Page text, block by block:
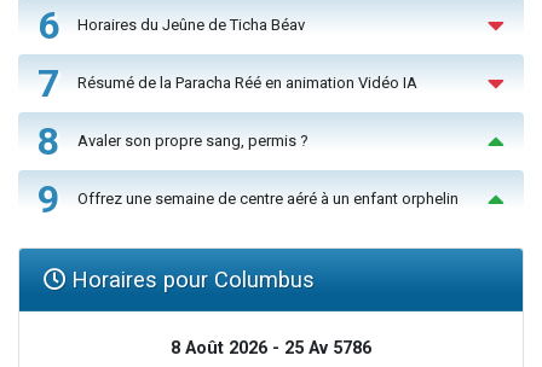
6 Horaires du Jeûne de Ticha Béav
7 Résumé de la Paracha Réé en animation Vidéo IA
8 Avaler son propre sang, permis ?
9 Offrez une semaine de centre aéré à un enfant orphelin
Horaires pour Columbus
8 Août 2026 - 25 Av 5786